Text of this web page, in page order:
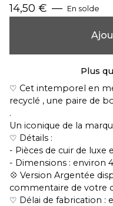
14,50 € — En solde
Plus
♡ Cet intemporel en
recyclé , une paire de
.
Un iconique de la
♡ Détails :
- Pièces de cuir de luxe
- Dimensions : environ
💠 Version Argentée
commentaire de votre
♡ Délai de fabrication :